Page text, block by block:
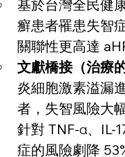
基於台灣全民健
癬患者罹患失智
關聯性更高達
文獻橋接（治療
炎細胞激素溢漏
者，失智風險大
針對 TNF-α、IL-
症的風險劇降